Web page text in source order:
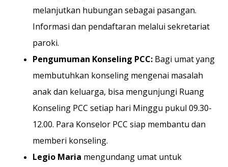
melanjutkan hubungan sebagai pasangan.
Informasi dan pendaftaran melalui sekretariat
paroki.
Pengumuman Konseling PCC: Bagi umat yang
membutuhkan konseling mengenai masalah
anak dan keluarga, bisa mengunjungi Ruang
Konseling PCC setiap hari Minggu pukul 09.30-
12.00. Para Konselor PCC siap membantu dan
memberi konseling.
Legio Maria mengundang umat untuk